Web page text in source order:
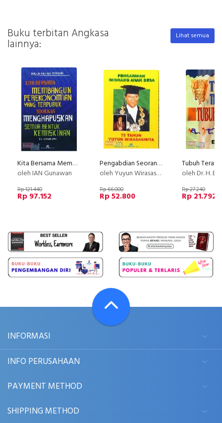
Buku terbitan Angkasa
lainnya:
Lihat semua
Kita Bersama Membangun Perekonomian yang Terpuruk Sekaligus Menghapuskan Semua Bentuk Kemiskinan
oleh IAN Gunawan
Rp 121.440
Rp 97.152
Pengabdian Seorang Anak Desa - 75 Tahun Yuyun Wirasasmita
oleh Yuyun Wirasasmita
Rp 66.000
Rp 52.800
oleh Dr. H.
Rp 27.240
Rp 21.792
INFORMASI
INFO PERUSAHAAN
PAYMENT METHOD
SHIPPING METHOD